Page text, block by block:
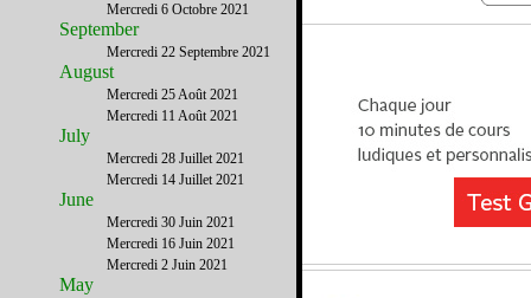
Mercredi 6 Octobre 2021
September
Mercredi 22 Septembre 2021
August
Mercredi 25 Août 2021
Mercredi 11 Août 2021
July
Mercredi 28 Juillet 2021
Mercredi 14 Juillet 2021
June
Mercredi 30 Juin 2021
Mercredi 16 Juin 2021
Mercredi 2 Juin 2021
May